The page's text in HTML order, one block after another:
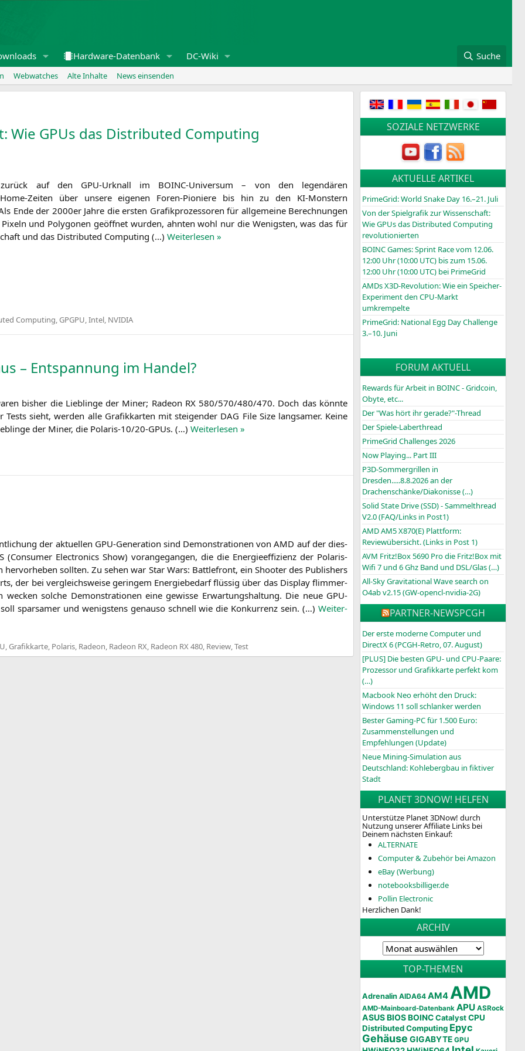
Hardware-Datenbank DC-Wiki Suche
Webwatches Alte Inhalte News einsenden
Wie GPUs das Distributed Computing
auf den GPU-Urknall im BOINC-Uni­­ver­­­sum – von den legen­dä­ren
Zeiten über unse­re eige­nen Foren-Pio­­nie­­re bis hin zu den KI-Mons­­tern
Ende der 2000er Jah­re die ers­ten Gra­fik­pro­zes­so­ren für all­ge­mei­ne Berech­nun­gen
und Poly­go­nen geöff­net wur­den, ahn­ten wohl nur die Wenigs­ten, was das für
und das Dis­tri­bu­ted Com­pu­ting (…) Wei­ter­le­sen »
Computing GPGPU Intel NVIDIA
– Entspannung im Handel?
bis­her die Lieb­lin­ge der Miner; Rade­on RX580/570/480/470. Doch das könn­te
sieht, wer­den alle Gra­fik­kar­ten mit stei­gen­der DAG File Size lang­sa­mer. Kei­ne
der Miner, die Pola­ris-10/20-GPUs. (…) Wei­ter­le­sen »
der aktu­el­len GPU-Gene­ra­ti­on sind Demons­tra­tio­nen vonAMD auf der dies­
(Con­su­mer Elec­tro­nics Show) vor­an­ge­gan­gen, die die Ener­gie­ef­fi­zi­enz der Pola­ris-
her­vor­he­ben soll­ten. Zu sehen war Star Wars: Batt­le­front, ein Shoo­ter des Publishers
der bei ver­gleichs­wei­se gerin­gem Ener­gie­be­darf flüs­sig über das Dis­play flim­mer­
wecken sol­che Demons­tra­tio­nen eine gewis­se Erwar­tungs­hal­tung. Die neue GPU-
spar­sa­mer und wenigs­tens genau­so schnell wie die Kon­kur­renz sein. (…) Wei­ter­
Grafikkarte Polaris Radeon Radeon RX Radeon RX 480 Review Test
SOZIALE NETZWERKE
AKTUELLE ARTIKEL
PrimeGrid: World Snake Day 16.–21. Juli
Von der Spielgrafik zur Wissenschaft:
Wie GPUs das Distributed Computing
revolutionierten
BOINCGames: Sprint Race vom 12.06.
12:00 Uhr (10:00 UTC) bis zum 15.06.
12:00 Uhr (10:00 UTC) bei PrimeGrid
AMDs X3D-Revolution: Wie ein Speicher-
Experiment den CPU-Markt
umkrempelte
PrimeGrid: National Egg Day Challenge
3.–10. Juni
FORUM AKTUELL
Rewards für Arbeit in BOINC - Gridcoin,
Obyte, etc...
Der "Was hört ihr gerade?"-Thread
Der Spiele-Laberthread
PrimeGrid Challenges 2026
Now Playing... Part III
P3D-Sommergrillen in
Dresden.....8.8.2026 an der
Drachenschänke/Diakonisse (…)
Solid State Drive (SSD) - Sammelthread
V2.0 (FAQ/Links in Post1)
AMD AM5 X870(E) Plattform:
Reviewübersicht. (Links in Post 1)
AVM Fritz!Box 5690 Pro die Fritz!Box mit
Wifi 7 und 6 Ghz Band und DSL/Glas (…)
All-Sky Gravitational Wave search on
O4ab v2.15 (GW-opencl-nvidia-2G)
PARTNER-NEWSPCGH
Der erste moderne Computer und
DirectX 6 (PCGH-Retro, 07. August)
[PLUS] Die besten GPU- und CPU-Paare:
Prozessor und Grafikkarte perfekt kom
(…)
Macbook Neo erhöht den Druck:
Windows 11 soll schlanker werden
Bester Gaming-PC für 1.500 Euro:
Zusammenstellungen und
Empfehlungen (Update)
Neue Mining-Simulation aus
Deutschland: Kohlebergbau in fiktiver
Stadt
PLANET 3DNOW! HELFEN
Unterstütze Planet 3DNow! durch
Nutzung unserer Affiliate Links bei
Deinem nächsten Einkauf:
ALTERNATE
Computer & Zubehör bei Amazon
eBay (Werbung)
notebooksbilliger.de
Pollin Electronic
Herzlichen Dank!
ARCHIV
TOP-THEMEN
Adrenalin AIDA64 AM4AMD
AMD-Mainboard-Datenbank APU ASRock
ASUSBIOSBOINC Catalyst CPU
Distributed Computing Epyc
Gehäuse GIGABYTE GPU